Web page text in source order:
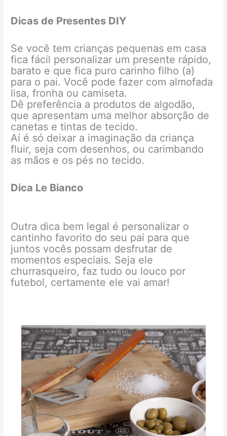
Dicas de Presentes DIY
Se você tem crianças pequenas em casa
fica fácil personalizar um presente rápido,
barato e que fica puro carinho filho (a)
para o pai. Você pode fazer com almofada
lisa, fronha ou camiseta.
Dê preferência a produtos de algodão,
que apresentam uma melhor absorção de
canetas e tintas de tecido.
Aí é só deixar a imaginação da criança
fluir, seja com desenhos, ou carimbando
as mãos e os pés no tecido.
Dica Le Bianco
Outra dica bem legal é personalizar o
cantinho favorito do seu pai para que
juntos vocês possam desfrutar de
momentos especiais. Seja ele
churrasqueiro, faz tudo ou louco por
futebol, certamente ele vai amar!